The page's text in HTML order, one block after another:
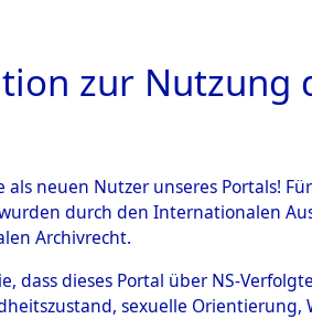
HOME
0006
zur Nutzung
als neuen Nutzer unseres Portals!
durch den Internationalen
Archivrecht.
dass dieses Portal über NS-
sexuelle